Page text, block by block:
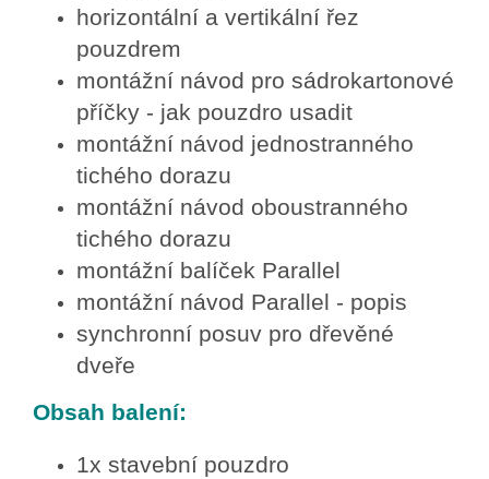
horizontální a vertikální řez
pouzdrem
montážní návod pro sádrokartonové
příčky - jak pouzdro usadit
montážní návod jednostranného
tichého dorazu
montážní návod oboustranného
tichého dorazu
montážní balíček Parallel
montážní návod Parallel - popis
synchronní posuv pro dřevěné
dveře
Obsah balení:
1x stavební pouzdro